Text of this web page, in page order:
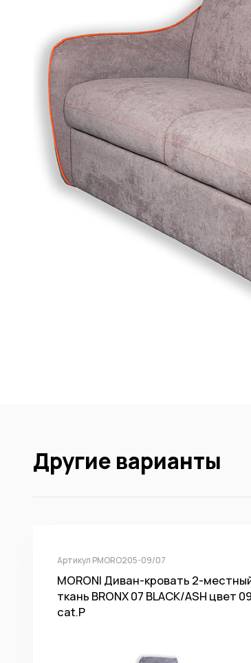
Другие варианты
Артикул PMORO205-09/07
MORONI Диван-кровать 2-
ткань BRONX 07 BLACK/ASH цвет
cat.P